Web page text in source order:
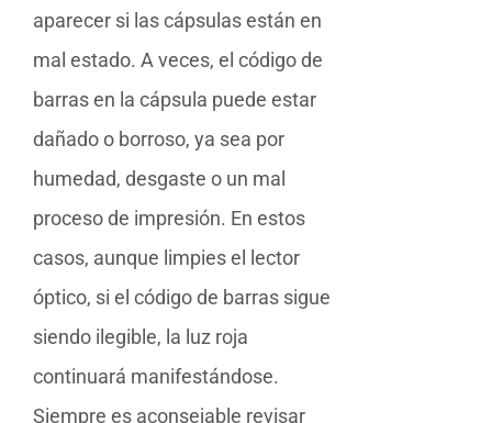
aparecer si las cápsulas están en
mal estado. A veces, el código de
barras en la cápsula puede estar
dañado o borroso, ya sea por
humedad, desgaste o un mal
proceso de impresión. En estos
casos, aunque limpies el lector
óptico, si el código de barras sigue
siendo ilegible, la luz roja
continuará manifestándose.
Siempre es aconsejable revisar